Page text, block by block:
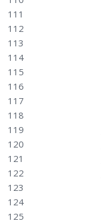
111
112
113
114
115
116
117
118
119
120
121
122
123
124
125